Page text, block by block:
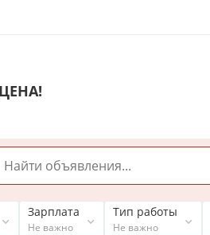
Зарплата
Не важно
Тип работы
Не важно